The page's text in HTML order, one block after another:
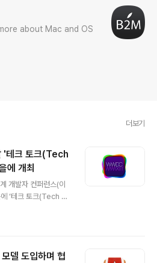
about Mac and OS
더보기
'테크 토크(Tech
에 개최
개발자 컨퍼런스(이
‘테크 토크(Tech Ta
inc.) - “초유의 티켓
츠를 활용할 수 있도
델 도입하며 협